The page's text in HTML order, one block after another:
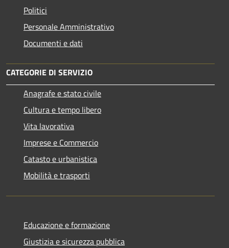
Politici
Personale Amministrativo
Documenti e dati
CATEGORIE DI SERVIZIO
Anagrafe e stato civile
Cultura e tempo libero
Vita lavorativa
Imprese e Commercio
Catasto e urbanistica
Mobilità e trasporti
Educazione e formazione
Giustizia e sicurezza pubblica